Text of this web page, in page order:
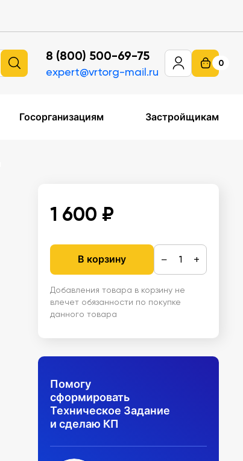
8 (800) 500-69-75
expert@vrtorg-mail.ru
0
Госорганизациям Застройщикам
1 600 ₽
В корзину − +
Добавления товара в корзину не
влечет обязанности по покупке
данного товара
Помогу
сформировать
Техническое Задание
и сделаю КП